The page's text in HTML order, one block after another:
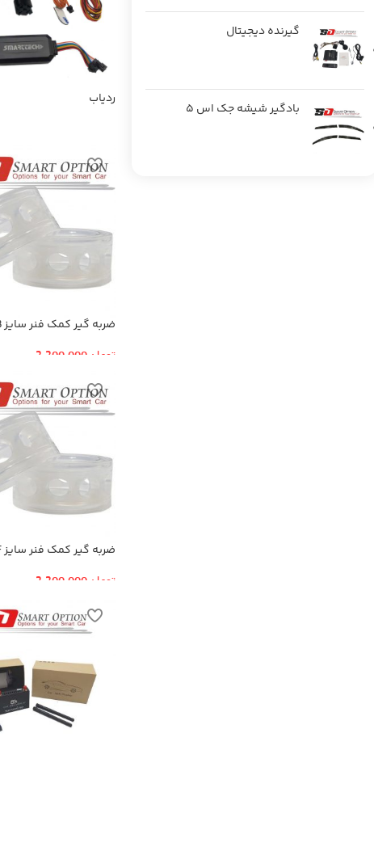
گیرنده دیجیتال
بادگیر شیشه جک اس 5
ردیاب
ضربه گیر کمک فنر سایز B
تومان 2,200,000
ضربه گیر کمک فنر سایز F
تومان 2,200,000